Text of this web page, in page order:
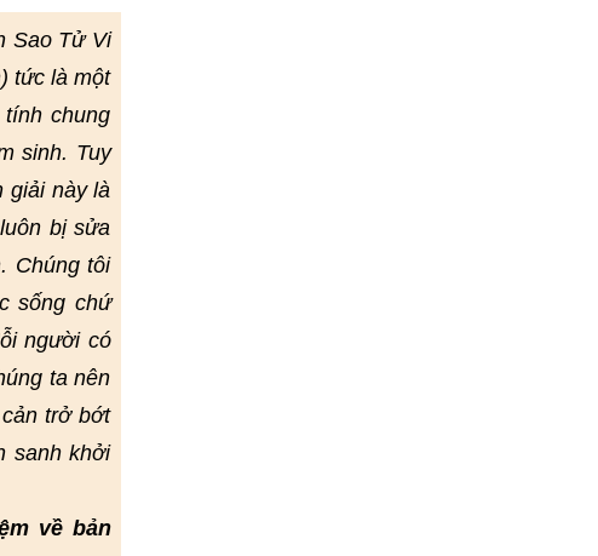
Sao Tử Vi
tức là một
chung
sinh. Tuy
giải này là
bị sửa
Chúng tôi
sống chứ
người có
ta nên
trở bớt
sanh khởi
về bản